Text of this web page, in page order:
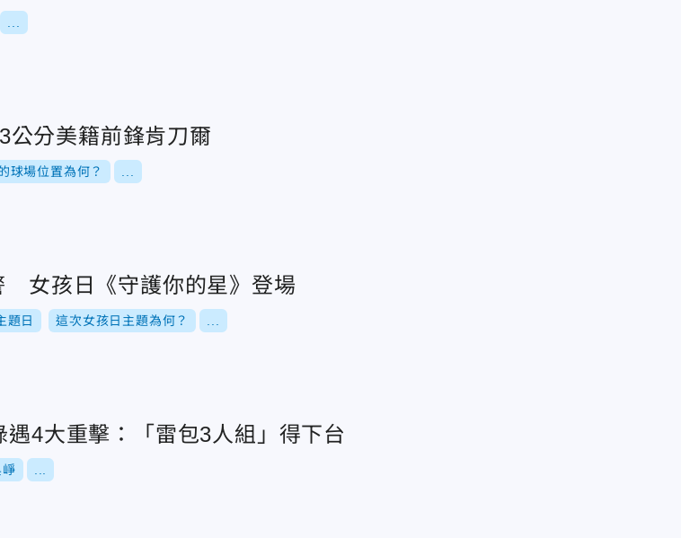
公分美籍前鋒肯刀爾
球場位置為何？
女孩日《守護你的星》登場
題日 這次女孩日主題為何？
4大重擊：「雷包3人組」得下台
崢